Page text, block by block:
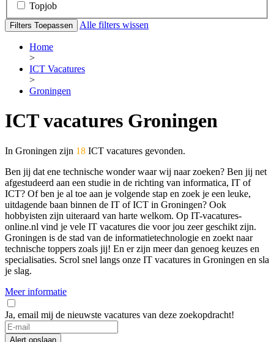
Topjob
Filters Toepassen Alle filters wissen
Home
>
ICT Vacatures
>
Groningen
ICT vacatures Groningen
In Groningen zijn 18 ICT vacatures gevonden.
Ben jij dat ene technische wonder waar wij naar zoeken? Ben jij net
afgestudeerd aan een studie in de richting van informatica, IT of
ICT? Of ben je al toe aan je volgende stap en zoek je een leuke,
uitdagende baan binnen de IT of ICT in Groningen? Ook
hobbyisten zijn uiteraard van harte welkom. Op IT-vacatures-
online.nl vind je vele IT vacatures die voor jou zeer geschikt zijn.
Groningen is de stad van de informatietechnologie en zoekt naar
technische toppers zoals jij! En er zijn meer dan genoeg keuzes en
specialisaties. Scrol snel langs onze IT vacatures in Groningen en sla
je slag.
Meer informatie
Ja, email mij de nieuwste vacatures van deze zoekopdracht!
Alert opslaan